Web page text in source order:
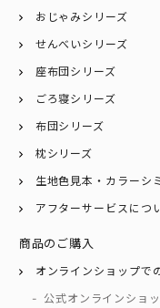
おじゃみシリーズ
せんべいシリーズ
座布団シリーズ
ごろ寝シリーズ
布団シリーズ
枕シリーズ
生地色見本・カラーシ
アフターサービスにつ
商品のご購入
オンラインショップで
公式オンラインショ